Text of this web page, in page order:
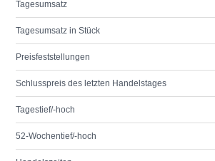
Tagesumsatz
Tagesumsatz in Stück
Preisfeststellungen
Schlusspreis des letzten Handelstages
Tagestief/-hoch
52-Wochentief/-hoch